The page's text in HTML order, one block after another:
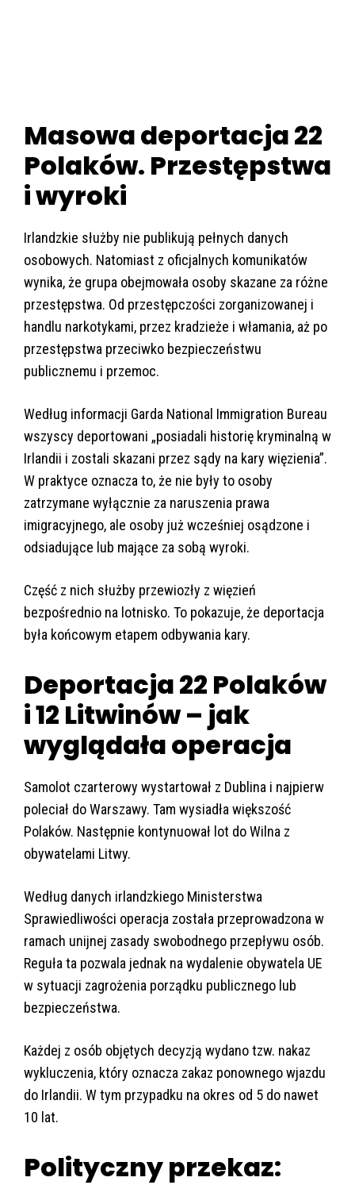
Masowa deportacja 22
Polaków. Przestępstwa
i wyroki
Irlandzkie służby nie publikują pełnych danych
osobowych. Natomiast z oficjalnych komunikatów
wynika, że grupa obejmowała osoby skazane za różne
przestępstwa. Od przestępczości zorganizowanej i
handlu narkotykami, przez kradzieże i włamania, aż po
przestępstwa przeciwko bezpieczeństwu
publicznemu i przemoc.
Według informacji Garda National Immigration Bureau
wszyscy deportowani „posiadali historię kryminalną w
Irlandii i zostali skazani przez sądy na kary więzienia”.
W praktyce oznacza to, że nie były to osoby
zatrzymane wyłącznie za naruszenia prawa
imigracyjnego, ale osoby już wcześniej osądzone i
odsiadujące lub mające za sobą wyroki.
Część z nich służby przewiozły z więzień
bezpośrednio na lotnisko. To pokazuje, że deportacja
była końcowym etapem odbywania kary.
Deportacja 22 Polaków
i 12 Litwinów – jak
wyglądała operacja
Samolot czarterowy wystartował z Dublina i najpierw
poleciał do Warszawy. Tam wysiadła większość
Polaków. Następnie kontynuował lot do Wilna z
obywatelami Litwy.
Według danych irlandzkiego Ministerstwa
Sprawiedliwości operacja została przeprowadzona w
ramach unijnej zasady swobodnego przepływu osób.
Reguła ta pozwala jednak na wydalenie obywatela UE
w sytuacji zagrożenia porządku publicznego lub
bezpieczeństwa.
Każdej z osób objętych decyzją wydano tzw. nakaz
wykluczenia, który oznacza zakaz ponownego wjazdu
do Irlandii. W tym przypadku na okres od 5 do nawet
10 lat.
Polityczny przekaz: